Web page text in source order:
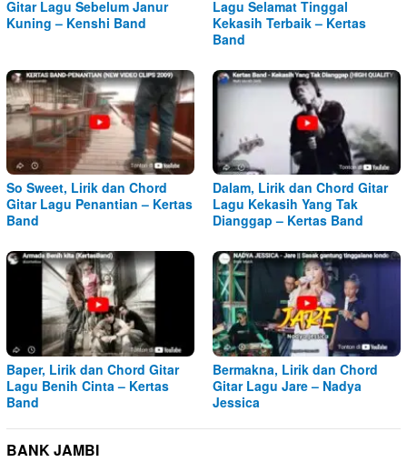
Gitar Lagu Sebelum Janur
Kuning – Kenshi Band
Lagu Selamat Tinggal
Kekasih Terbaik – Kertas
Band
So Sweet, Lirik dan Chord
Gitar Lagu Penantian – Kertas
Band
Dalam, Lirik dan Chord Gitar
Lagu Kekasih Yang Tak
Dianggap – Kertas Band
Baper, Lirik dan Chord Gitar
Lagu Benih Cinta – Kertas
Band
Bermakna, Lirik dan Chord
Gitar Lagu Jare – Nadya
Jessica
BANK JAMBI